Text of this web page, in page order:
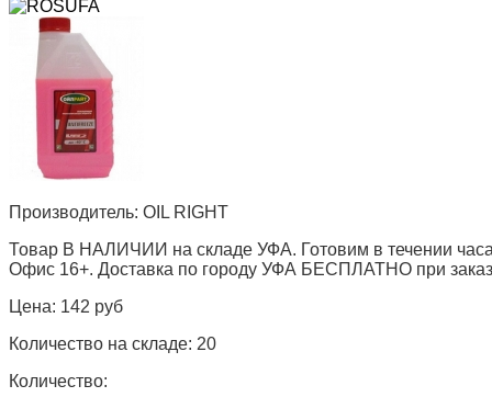
Производитель: OIL RIGHT
Товар В НАЛИЧИИ на складе УФА. Готовим в течении
Офис 16+. Доставка по городу УФА БЕСПЛАТНО при
Цена: 142 руб
Количество на складе: 20
Количество: